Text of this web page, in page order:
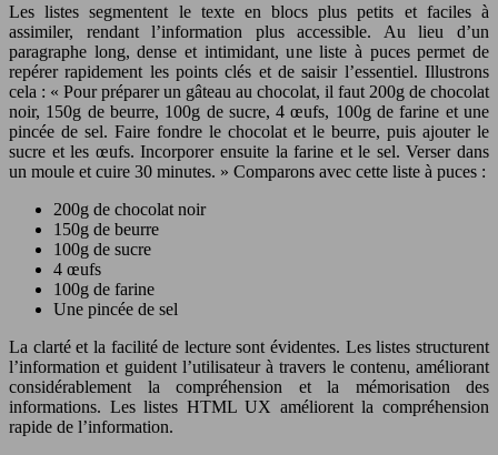
Les listes segmentent le texte en blocs plus petits et faciles à
assimiler, rendant l’information plus accessible. Au lieu d’un
paragraphe long, dense et intimidant, une liste à puces permet de
repérer rapidement les points clés et de saisir l’essentiel. Illustrons
cela : « Pour préparer un gâteau au chocolat, il faut 200g de chocolat
noir, 150g de beurre, 100g de sucre, 4 œufs, 100g de farine et une
pincée de sel. Faire fondre le chocolat et le beurre, puis ajouter le
sucre et les œufs. Incorporer ensuite la farine et le sel. Verser dans
un moule et cuire 30 minutes. » Comparons avec cette liste à puces :
200g de chocolat noir
150g de beurre
100g de sucre
4 œufs
100g de farine
Une pincée de sel
La clarté et la facilité de lecture sont évidentes. Les listes structurent
l’information et guident l’utilisateur à travers le contenu, améliorant
considérablement la compréhension et la mémorisation des
informations. Les listes HTML UX améliorent la compréhension
rapide de l’information.